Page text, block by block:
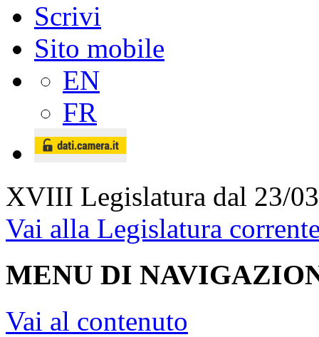
Scrivi
Sito mobile
EN
FR
XVIII Legislatura dal 23/
Vai alla Legislatura
MENU DI
Vai al contenuto